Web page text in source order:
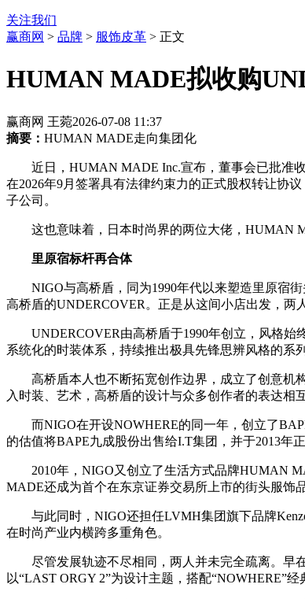
关注我们
赢商网 > 品牌 > 服饰皮革 > 正文
HUMAN MADE拟收购
赢商网 王菀2026-07-08 11:37
摘要： HUMAN MADE走向集团化
近日，HUMAN MADE Inc.宣布，董事会已批准
在2026年9月签署具有法律约束力的正式股权转让协
子公司。
这也意味着，日本时尚界的两位大佬，HUMAN
里原宿标杆再合体
NIGO与高桥盾，同为1990年代以来塑造里原宿
高桥盾的UNDERCOVER。正是从这间小店出发，两
UNDERCOVER由高桥盾于1990年创立，风格始
系统化的时装体系，持续推出极具先锋思辨风格的系
高桥盾本人也不断拓宽创作边界，成立了创意机
入时装、艺术，高桥盾的设计与众多创作者的表达相
而NIGO在开设NOWHERE的同一年，创立了
的估值将BAPE九成股份出售给I.T集团，并于2013年
2010年，NIGO又创立了生活方式品牌HUMAN
MADE还成为首个在东京证券交易所上市的街头服饰品
与此同时，NIGO还担任LVMH集团旗下品牌
在时尚产业内横跨多重角色。
尽管发展轨迹不尽相同，两人并未完全疏离。早
以“LAST ORGY 2”为设计主题，搭配“NOWHERE”